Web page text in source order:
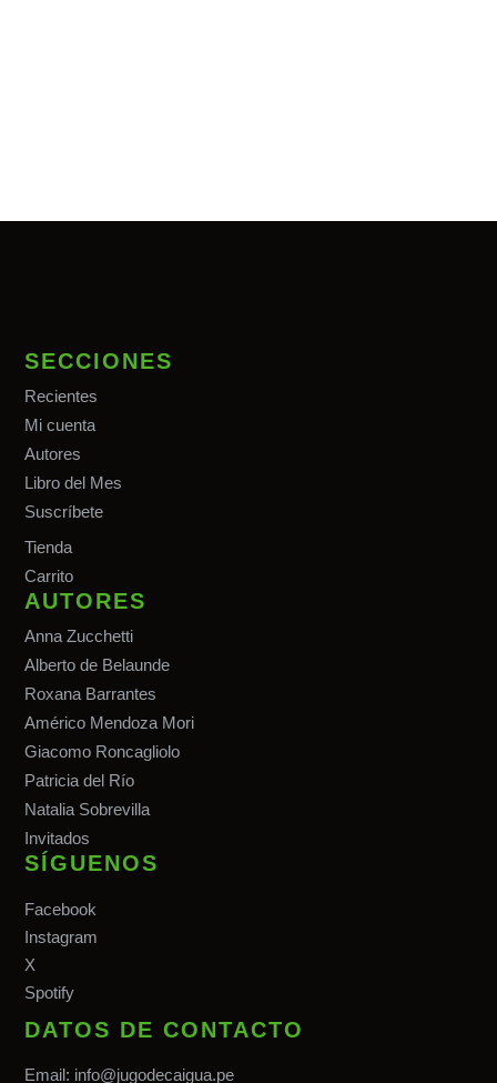
SECCIONES
Recientes
Mi cuenta
Autores
Libro del Mes
Suscríbete
Tienda
Carrito
AUTORES
Anna Zucchetti
Alberto de Belaunde
Roxana Barrantes
Américo Mendoza Mori
Giacomo Roncagliolo
Patricia del Río
Natalia Sobrevilla
Invitados
SÍGUENOS
Facebook
Instagram
X
Spotify
DATOS DE CONTACTO
Email: info@jugodecaigua.pe